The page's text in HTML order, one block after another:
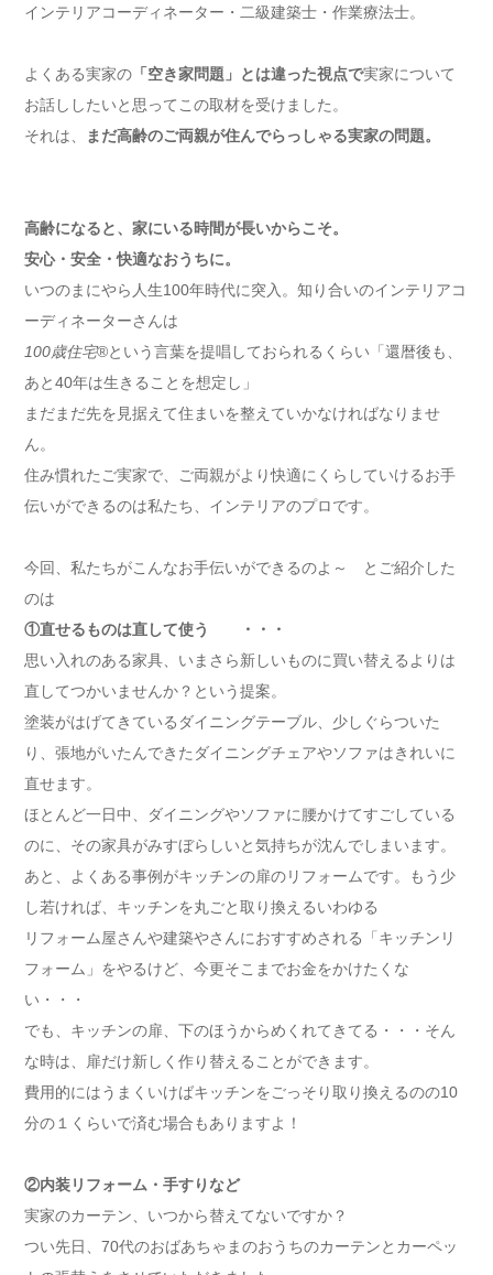
インテリアコーディネーター・二級建築士・作業療法士。
よくある実家の 「空き家問題」とは違った視点で実家について
お話ししたいと思ってこの取材を受けました。
それは、
まだ高齢のご両親が住んでらっしゃる実家の問題。
高齢になると、家にいる時間が長いからこそ。
安心・安全・快適なおうちに。
いつのまにやら人生100年時代に突入。知り合いのインテリアコ
ーディネーターさんは
100歳住宅®という言葉を提唱しておられるくらい「還暦後も、
あと40年は生きることを想定し」
まだまだ先を見据えて住まいを整えていかなければなりませ
ん。
住み慣れたご実家で、ご両親がより快適にくらしていけるお手
伝いができるのは私たち、インテリアのプロです。
今回、私たちがこんなお手伝いができるのよ～ とご紹介した
のは
①直せるものは直して使う ・・・
思い入れのある家具、いまさら新しいものに買い替えるよりは
直してつかいませんか？という提案。
塗装がはげてきているダイニングテーブル、少しぐらついた
り、張地がいたんできたダイニングチェアやソファはきれいに
直せます。
ほとんど一日中、ダイニングやソファに腰かけてすごしている
のに、その家具がみすぼらしいと気持ちが沈んでしまいます。
あと、よくある事例がキッチンの扉のリフォームです。もう少
し若ければ、キッチンを丸ごと取り換えるいわゆる
リフォーム屋さんや建築やさんにおすすめされる「キッチンリ
フォーム」をやるけど、今更そこまでお金をかけたくな
い・・・
でも、キッチンの扉、下のほうからめくれてきてる・・・そん
な時は、扉だけ新しく作り替えることができます。
費用的にはうまくいけばキッチンをごっそり取り換えるのの10
分の１くらいで済む場合もありますよ！
②内装リフォーム・手すりなど
実家のカーテン、いつから替えてないですか？
つい先日、70代のおばあちゃまのおうちのカーテンとカーペッ